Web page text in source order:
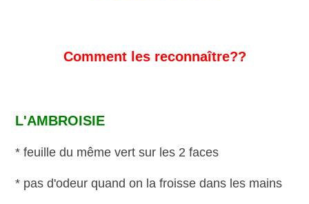
Comment les reconnaître??
L'AMBROISIE
* feuille du même vert sur les 2 faces
* pas d'odeur quand on la froisse dans les mains